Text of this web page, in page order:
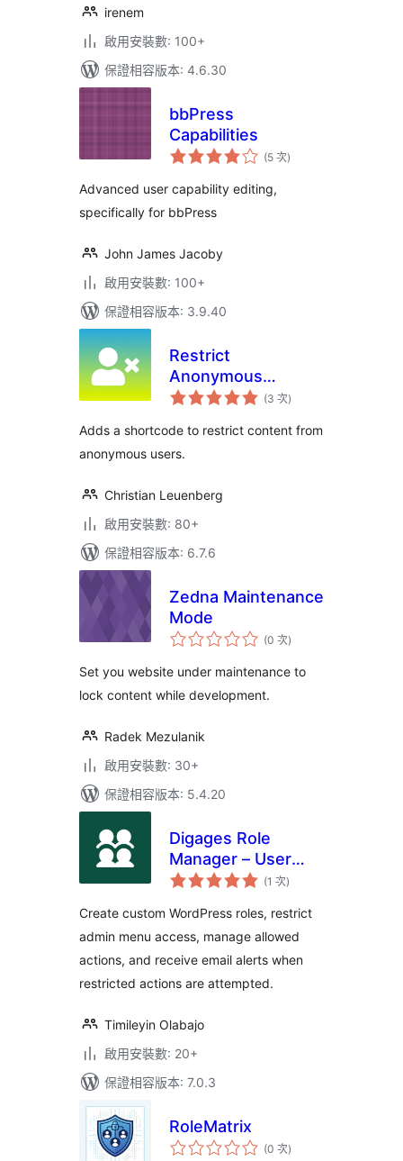
irenem
啟用安裝數: 100+
保證相容版本: 4.6.30
bbPress
Capabilities
(5 次評
分)
Advanced user capability editing,
specifically for bbPress
John James Jacoby
啟用安裝數: 100+
保證相容版本: 3.9.40
Restrict
Anonymous
Access
(3 次評
分
數
)
Adds a shortcode to restrict content from
anonymous users.
Christian Leuenberg
啟用安裝數: 80+
保證相容版本: 6.7.6
Zedna Maintenance
Mode
(0 次評
分
數
)
Set you website under maintenance to
lock content while development.
Radek Mezulanik
啟用安裝數: 30+
保證相容版本: 5.4.20
Digages Role
Manager – User
Roles &
(1 次評
分
數
)
Create custom WordPress roles, restrict
admin menu access, manage allowed
actions, and receive email alerts when
restricted actions are attempted.
Timileyin Olabajo
啟用安裝數: 20+
保證相容版本: 7.0.3
RoleMatrix
(0 次評
分)